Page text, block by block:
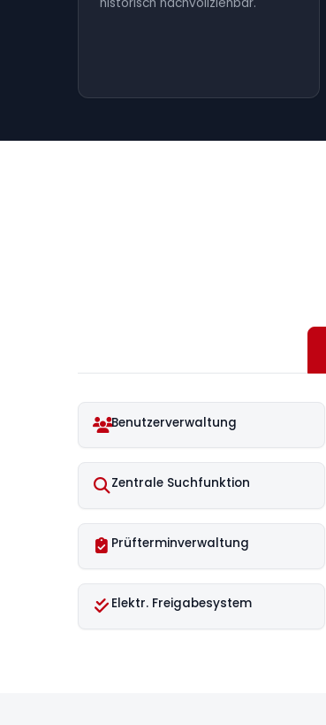
Benutzerverwaltung
Zentrale Suchfunktion
Prüfterminverwaltung
Elektr. Freigabesystem